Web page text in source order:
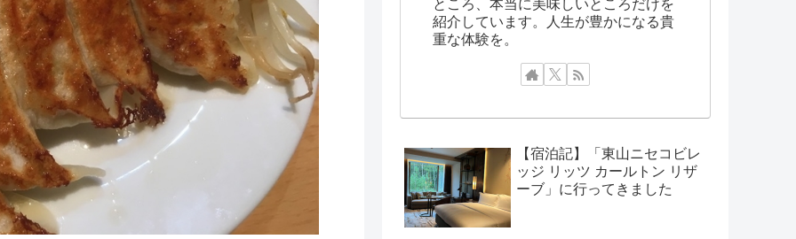
ところ、本当に美味しいところだけを
紹介しています。人生が豊かになる貴
重な体験を。
【宿泊記】「東山ニセコビレ
ッジ リッツ カールトン リザ
ーブ」に行ってきました